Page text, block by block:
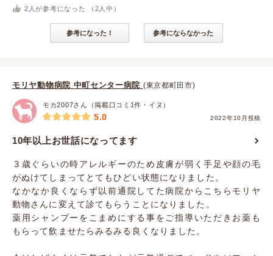
2 人が参考になった （ 2 人中）
参考になった！ 参考にならなかった
モリヤ動物病院 中町センター病院 (東京都町田市)
モカ2007さん（掲載口コミ1件・イヌ）
2022年10月投稿
5.0
10年以上お世話になってます
３歳ぐらいの時アレルギーのため皮膚が弱く手足や顔の毛
がぬけてしまってとてもひどい状態になりました。
なかなか良くならず以前通院してた病院からこちらモリヤ
動物さんに変えて診てもらうことになりました。
薬用シャンプーをこまめにする事をご指導いただきお薬も
もらって飲ませたらみるみる良くなりました。